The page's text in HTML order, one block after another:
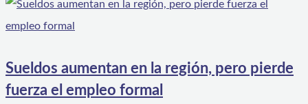
Sueldos aumentan en la región, pero pierde
fuerza el empleo formal